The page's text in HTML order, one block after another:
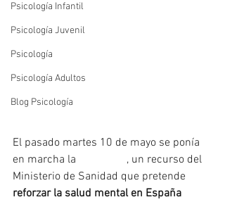
Psicología Infantil
Psicología Juvenil
Psicología
Psicología Adultos
Blog Psicología
El pasado martes 10 de mayo se ponía
en marcha la
, un recurso del
Ministerio de Sanidad que pretende
reforzar la salud mental en España